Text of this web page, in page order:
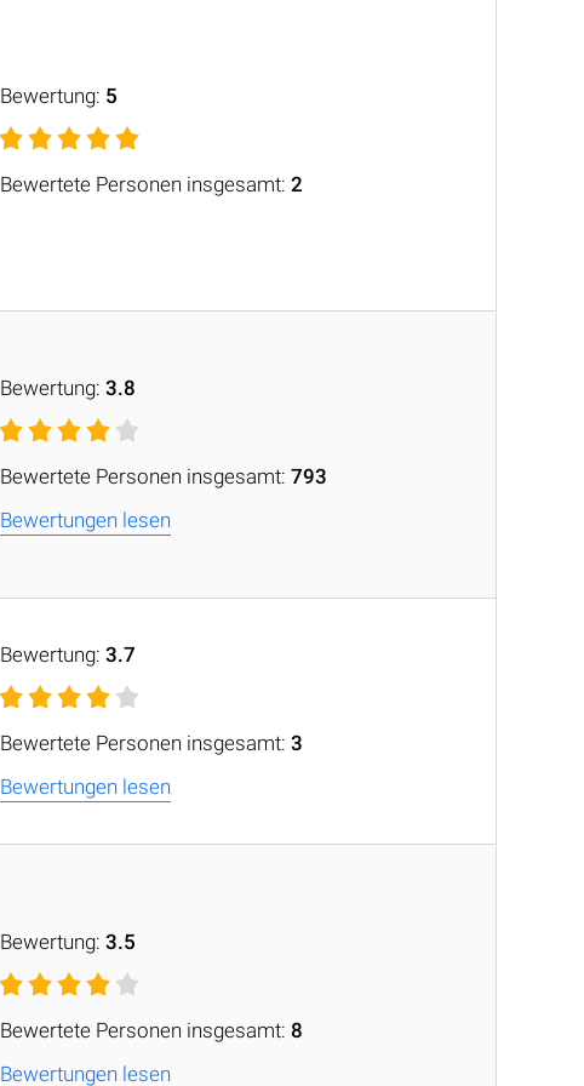
Bewertung: 5
Bewertete Personen insgesamt: 2
Bewertung: 3.8
Bewertete Personen insgesamt: 793
Bewertungen lesen
Bewertung: 3.7
Bewertete Personen insgesamt: 3
Bewertungen lesen
Bewertung: 3.5
Bewertete Personen insgesamt: 8
Bewertungen lesen